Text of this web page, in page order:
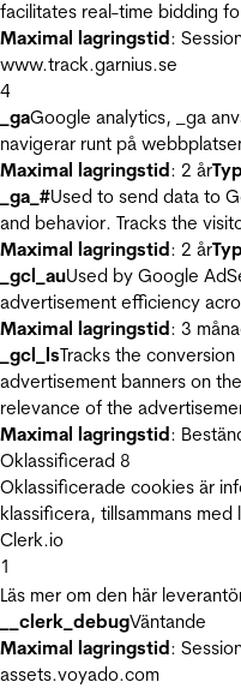
facilitates real-time bidding
Maximal lagringstid:
www.track.garnius.se
4
_gaGoogle analytics, _ga
navigerar runt på
Maximal lagringstid: 2 årTyp
_ga_#Used to send data to
and behavior. Tracks the
Maximal lagringstid: 2 årTyp
_gcl_auUsed by Google
advertisement efficiency
Maximal lagringstid: 3
_gcl_lsTracks the
advertisement banners on
relevance of the
Maximal lagringstid:
Oklassificerad 8
Oklassificerade cookies är
klassificera, tillsammans
Clerk.io
1
Läs mer om den här
__clerk_debugVäntande
Maximal lagringstid:
assets.voyado.com